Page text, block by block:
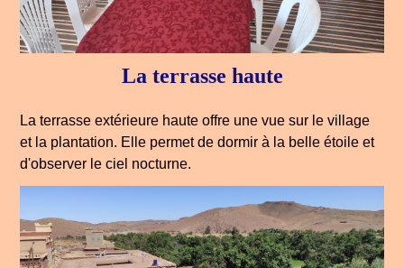
La terrasse haute
La terrasse extérieure haute offre une vue sur le village
et la plantation. Elle permet de dormir à la belle étoile et
d'observer le ciel nocturne.